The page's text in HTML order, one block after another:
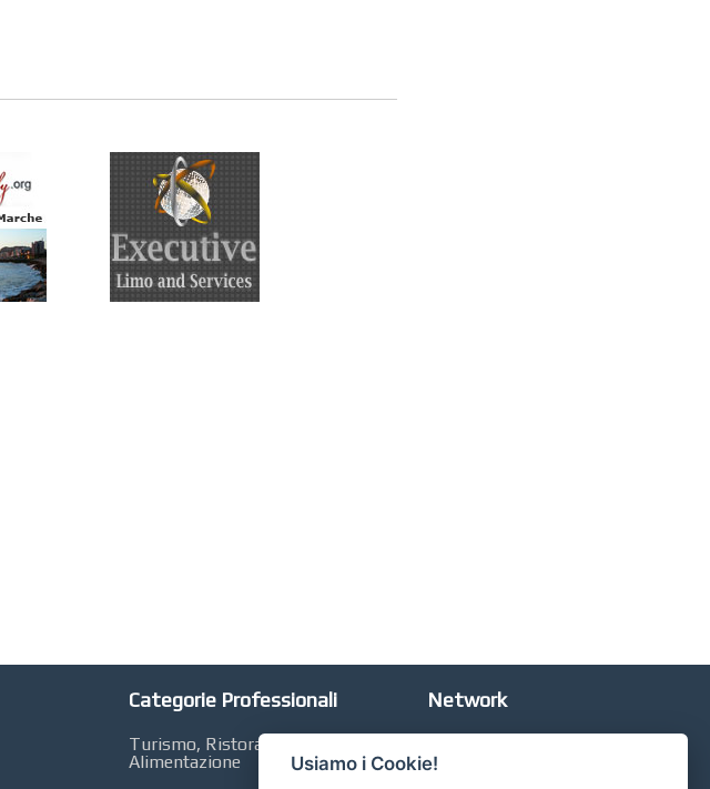
Categorie Professionali
Turismo, Ristorazione,
Alimentazione
Network
Usiamo i Cookie!